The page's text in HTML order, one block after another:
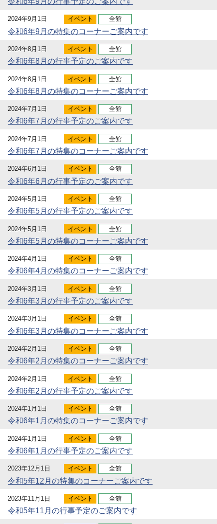
2024年9月1日 イベント 全館
令和6年9月の特集のコーナーご案内です
2024年8月1日 イベント 全館
令和6年8月の行事予定のご案内です
2024年8月1日 イベント 全館
令和6年8月の特集のコーナーご案内です
2024年7月1日 イベント 全館
令和6年7月の行事予定のご案内です
2024年7月1日 イベント 全館
令和6年7月の特集のコーナーご案内です
2024年6月1日 イベント 全館
令和6年6月の行事予定のご案内です
2024年5月1日 イベント 全館
令和6年5月の行事予定のご案内です
2024年5月1日 イベント 全館
令和6年5月の特集のコーナーご案内です
2024年4月1日 イベント 全館
令和6年4月の特集のコーナーご案内です
2024年3月1日 イベント 全館
令和6年3月の行事予定のご案内です
2024年3月1日 イベント 全館
令和6年3月の特集のコーナーご案内です
2024年2月1日 イベント 全館
令和6年2月の特集のコーナーご案内です
2024年2月1日 イベント 全館
令和6年2月の行事予定のご案内です
2024年1月1日 イベント 全館
令和6年1月の特集のコーナーご案内です
2024年1月1日 イベント 全館
令和6年1月の行事予定のご案内です
2023年12月1日 イベント 全館
令和5年12月の特集のコーナーご案内です
2023年11月1日 イベント 全館
令和5年11月の行事予定のご案内です